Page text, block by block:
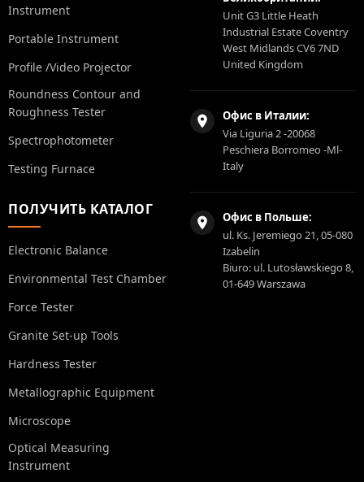
Instrument
Portable Instrument
Profile /Video Projector
Roundness Contour and
Roughness Tester
Spectrophotometer
Testing Furnace
ПОЛУЧИТЬ КАТАЛОГ
Electronic Balance
Environmental Test Chamber
Force Tester
Granite Set-up Tools
Hardness Tester
Metallographic Equipment
Microscope
Optical Measuring
Instrument
Unit G3 Little Heath
Industrial Estate Coventry
West Midlands CV6 7ND
United Kingdom
Офис в Италии:
Via Liguria 2 -20068
Peschiera Borromeo -Ml-
Italy
Офис в Польше:
ul. Ks. Jeremiego 21, 05-080
Izabelin
Biuro: ul. Lutosławskiego 8,
01-649 Warszawa